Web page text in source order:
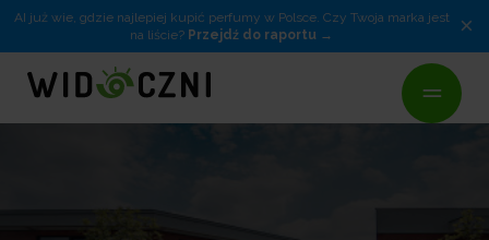
AI już wie, gdzie najlepiej kupić perfumy w Polsce. Czy Twoja marka jest
na liście? Przejdź do raportu ×